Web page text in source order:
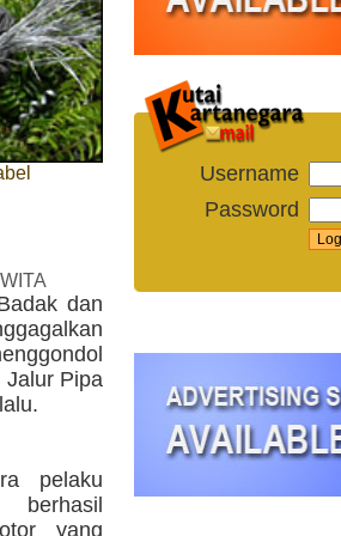
dan
Jalur Pipa
pelaku
yang
Username
Password